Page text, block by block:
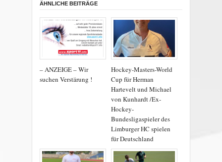
ÄHNLICHE BEITRÄGE
– ANZEIGE – Wir
suchen Verstärung !
Hockey-Masters-World
Cup für Herman
Hartevelt und Michael
von Kunhardt /Ex-
Hockey-
Bundesligaspieler des
Limburger HC spielen
für Deutschland